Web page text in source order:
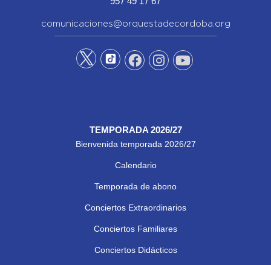
comunicaciones@orquestadecordoba.org
TEMPORADA 2026/27
Bienvenida temporada 2026/27
Calendario
Temporada de abono
Conciertos Extraordinarios
Conciertos Familiares
Conciertos Didácticos